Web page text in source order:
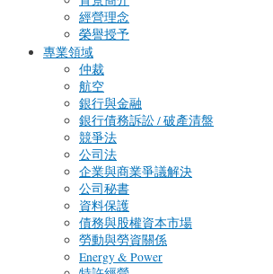
經營理念
榮譽授予
專業領域
仲裁
航空
銀行與金融
銀行債務訴訟 / 破產清盤
競爭法
公司法
企業與商業爭議解決
公司秘書
資料保護
債務與股權資本市場
勞動與勞資關係
Energy & Power